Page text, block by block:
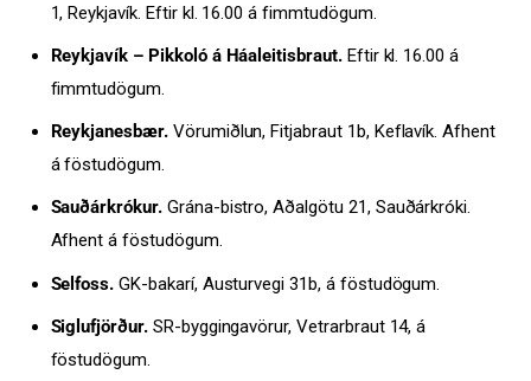
1, Reykjavík. Eftir kl. 16.00 á fimmtudögum.
Reykjavík – Pikkoló á Háaleitisbraut.Eftir kl. 16.00 á
fimmtudögum.
Reykjanesbær.Vörumiðlun, Fitjabraut 1b, Keflavík. Afhent
á föstudögum.
Sauðárkrókur.Grána-bistro, Aðalgötu 21, Sauðárkróki.
Afhent á föstudögum.
Selfoss. GK-bakarí, Austurvegi 31b, á föstudögum.
Siglufjörður.SR-byggingavörur, Vetrarbraut 14, á
föstudögum.